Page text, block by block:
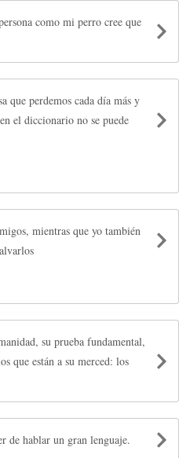
como mi perro cree que
que perdemos cada día más y
el diccionario no se puede
mientras que yo también
su prueba fundamental,
que están a su merced: los
de hablar un gran lenguaje.